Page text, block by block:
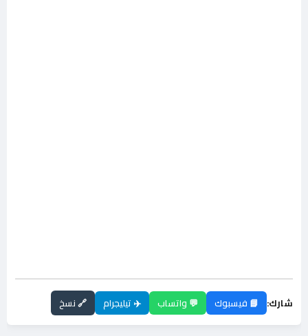
شارك: 📘 فيسبوك 💬 واتساب ✈️ تيليجرام 🔗 نسخ